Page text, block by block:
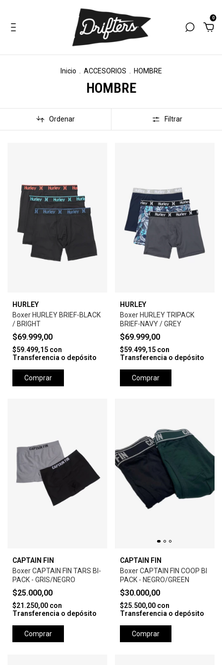
0
Inicio ACCESORIOS HOMBRE
HOMBRE
Ordenar Filtrar
HURLEY
Boxer HURLEY BRIEF-BLACK
/ BRIGHT
$69.999,00
$59.499,15 con
Transferencia o depósito
Comprar
HURLEY
Boxer HURLEY TRIPACK
BRIEF-NAVY / GREY
$69.999,00
$59.499,15 con
Transferencia o depósito
Comprar
CAPTAIN FIN
Boxer CAPTAIN FIN TARS BI-
PACK - GRIS/NEGRO
$25.000,00
$21.250,00 con
Transferencia o depósito
Comprar
CAPTAIN FIN
Boxer CAPTAIN FIN COOP BI
PACK - NEGRO/GREEN
$30.000,00
$25.500,00 con
Transferencia o depósito
Comprar